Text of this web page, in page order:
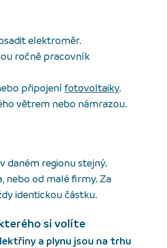
elektroměr.
ročně pracovník
připojenífotovoltaiky.
větrem nebo námrazou.
daném regionu stejný.
nebo od malé firmy. Za
identickou částku.
si volíte
a plynu jsou na trhu